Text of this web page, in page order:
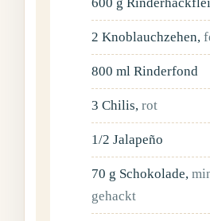
2 Knoblauchzehen,
800 ml Rinderfond
3 Chilis,rot
1/2 Jalapeño
70 g Schokolade,
gehackt